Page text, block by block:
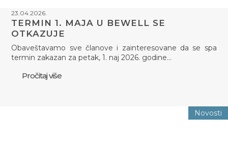
23.04.2026.
TERMIN 1. MAJA U BEWELL SE
OTKAZUJE
Obaveštavamo sve članove i zainteresovane da se spa
termin zakazan za petak, 1. naj 2026. godine…
Pročitaj više
Novosti